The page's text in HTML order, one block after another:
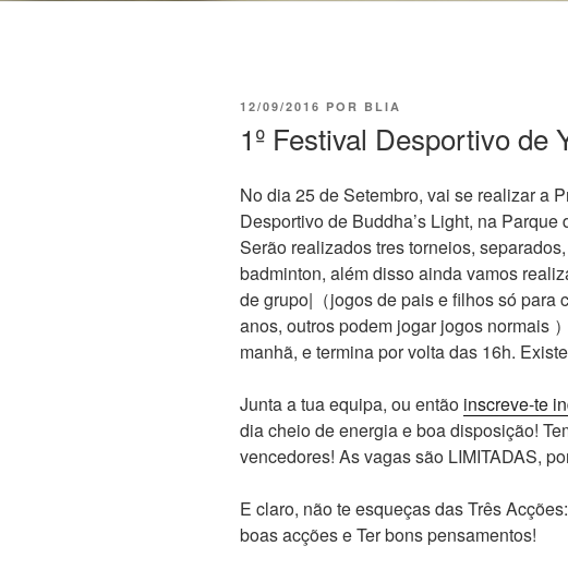
12/09/2016 POR BLIA
1º Festival Desportivo de
No dia 25 de Setembro, vai se realizar a
Desportivo de Buddha’s Light, na Parque
Serão realizados tres torneios,
badminton, além disso ainda vamos
de grupo|（jogos de pais e filhos só para
anos, outros podem jogar jogos normais
manhã, e termina por volta das 16h.
Junta a tua equipa, ou então inscreve-te
dia cheio de energia e boa disposição!
vencedores! As vagas são LIMITADAS,
E claro, não te esqueças das Três
boas acções e Ter bons pensamentos!